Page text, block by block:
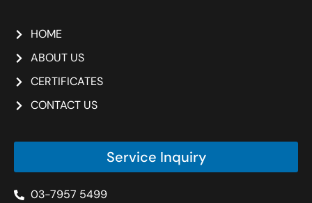
HOME
ABOUT US
CERTIFICATES
CONTACT US
Service Inquiry
03-7957 5499